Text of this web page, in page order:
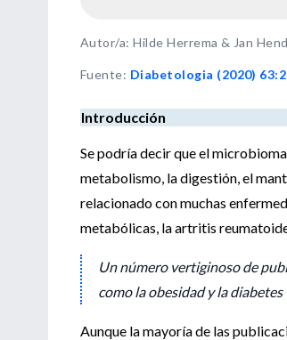
Autor/a: Hilde Herrema & Jan
Fuente: Diabetologia (2020)
Introducción
Se podría decir que el
metabolismo, la digestión, el
relacionado con muchas
metabólicas, la artritis
Un número vertiginoso de
como la obesidad y la diabetes
Aunque la mayoría de las